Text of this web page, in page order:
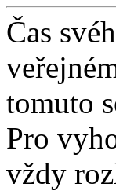
Čas
tomuto
Pro
vždy